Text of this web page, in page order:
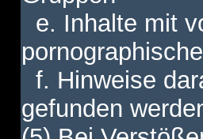
e. Inhalte mit
f. Hinweise
gefunden